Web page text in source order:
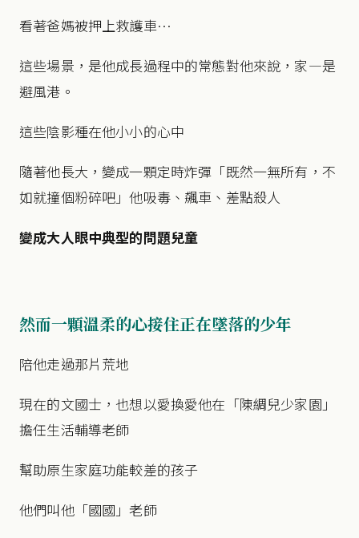
看著爸媽被押上救護車…
這些場景，是他成長過程中的常態對他來說，家—是
避風港。
這些陰影種在他小小的心中
隨著他長大，變成一顆定時炸彈「既然一無所有，不
如就撞個粉碎吧」他吸毒、飆車、差點殺人
變成大人眼中典型的問題兒童
然而一顆溫柔的心接住正在墜落的少年
陪他走過那片荒地
現在的文國士，也想以愛換愛他在「陳綢兒少家園」
擔任生活輔導老師
幫助原生家庭功能較差的孩子
他們叫他「國國」老師